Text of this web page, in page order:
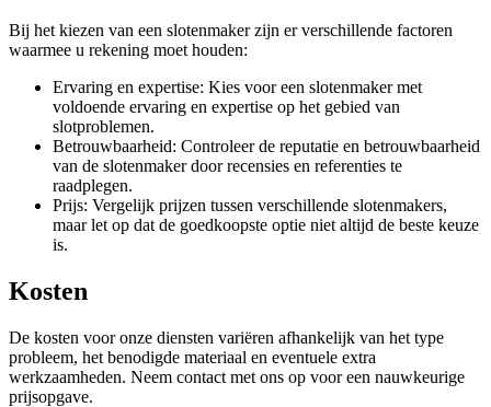
Bij het kiezen van een slotenmaker zijn er verschillende factoren
waarmee u rekening moet houden:
Ervaring en expertise: Kies voor een slotenmaker met
voldoende ervaring en expertise op het gebied van
slotproblemen.
Betrouwbaarheid: Controleer de reputatie en betrouwbaarheid
van de slotenmaker door recensies en referenties te
raadplegen.
Prijs: Vergelijk prijzen tussen verschillende slotenmakers,
maar let op dat de goedkoopste optie niet altijd de beste keuze
is.
Kosten
De kosten voor onze diensten variëren afhankelijk van het type
probleem, het benodigde materiaal en eventuele extra
werkzaamheden. Neem contact met ons op voor een nauwkeurige
prijsopgave.